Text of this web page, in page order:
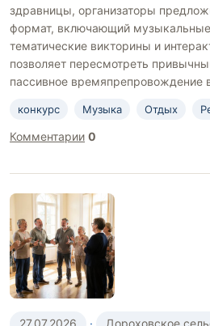
здравницы, организаторы
формат, включающий
тематические викторины и
позволяет пересмотреть
пассивное времяпрепровождение
конкурс Музыка Отдых
Комментарии 0
27.07.2026 · Дороховское